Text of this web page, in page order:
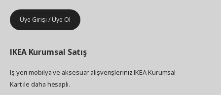
Üye Girişi / Üye Ol
IKEA Kurumsal Satış
İş yeri mobilya ve aksesuar alışverişleriniz IKEA Kurumsal
Kart ile daha hesaplı.